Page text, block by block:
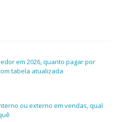
em 2026, quanto pagar por
tabela atualizada
ou externo em vendas, qual